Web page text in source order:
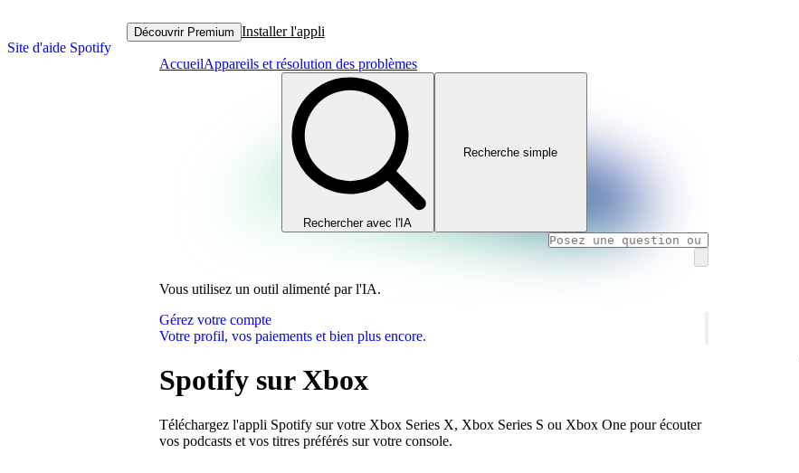
Site d'aide Spotify
Découvrir Premium Installer l'appli
AccueilAppareils et résolution des problèmes
Rechercher avec l'IA
Recherche simple
Vous utilisez un outil alimenté par l'IA.
Gérez votre compte
Votre profil, vos paiements et bien plus encore.
Spotify sur Xbox
Téléchargez l'appli Spotify sur votre Xbox Series X, Xbox Series S ou Xbox One pour écouter
vos podcasts et vos titres préférés sur votre console.